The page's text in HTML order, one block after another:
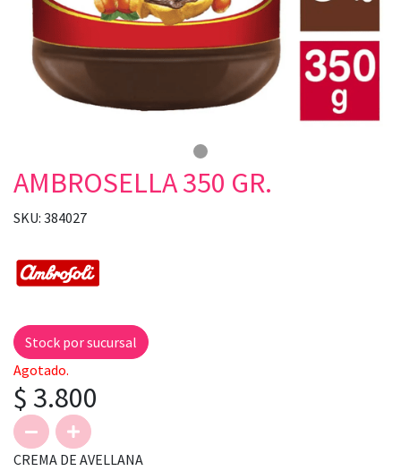
AMBROSELLA 350 GR.
SKU: 384027
Stock por sucursal
Agotado.
$ 3.800
CREMA DE AVELLANA